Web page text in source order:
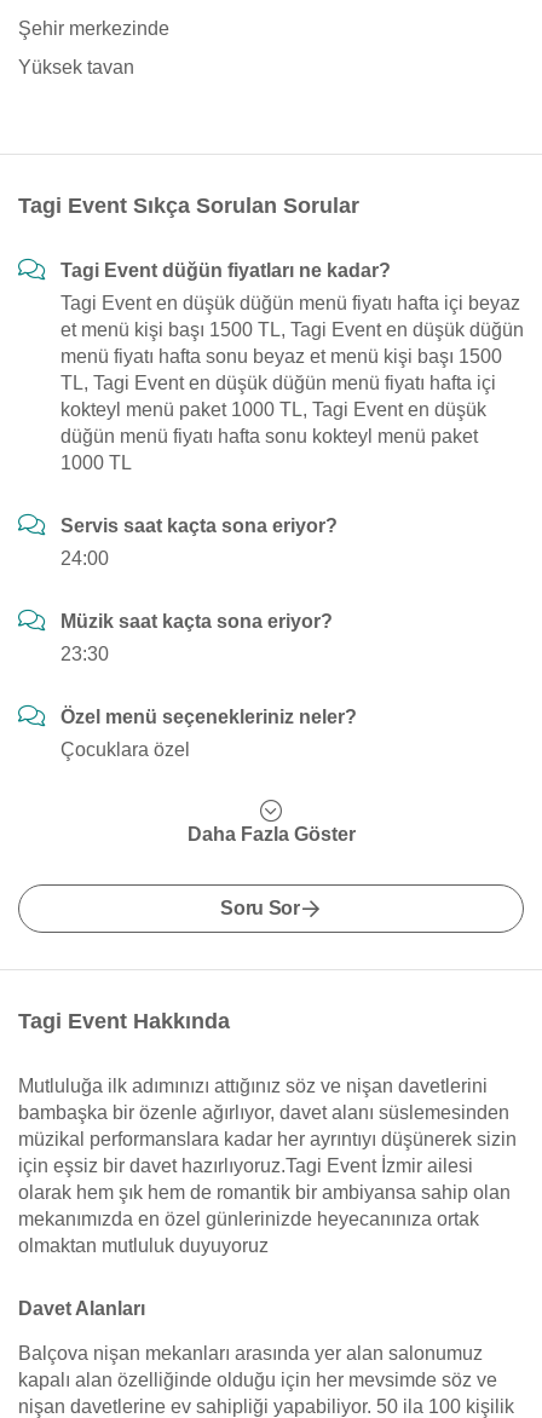
Şehir merkezinde
Yüksek tavan
Tagi Event Sıkça Sorulan Sorular
Tagi Event düğün fiyatları ne kadar?
Tagi Event en düşük düğün menü fiyatı hafta içi beyaz
et menü kişi başı 1500 TL, Tagi Event en düşük düğün
menü fiyatı hafta sonu beyaz et menü kişi başı 1500
TL, Tagi Event en düşük düğün menü fiyatı hafta içi
kokteyl menü paket 1000 TL, Tagi Event en düşük
düğün menü fiyatı hafta sonu kokteyl menü paket
1000 TL
Servis saat kaçta sona eriyor?
24:00
Müzik saat kaçta sona eriyor?
23:30
Özel menü seçenekleriniz neler?
Çocuklara özel
Daha Fazla Göster
Soru Sor
Tagi Event Hakkında
Mutluluğa ilk adımınızı attığınız söz ve nişan davetlerini
bambaşka bir özenle ağırlıyor, davet alanı süslemesinden
müzikal performanslara kadar her ayrıntıyı düşünerek sizin
için eşsiz bir davet hazırlıyoruz.Tagi Event İzmir ailesi
olarak hem şık hem de romantik bir ambiyansa sahip olan
mekanımızda en özel günlerinizde heyecanınıza ortak
olmaktan mutluluk duyuyoruz
Davet Alanları
Balçova nişan mekanları arasında yer alan salonumuz
kapalı alan özelliğinde olduğu için her mevsimde söz ve
nişan davetlerine ev sahipliği yapabiliyor. 50 ila 100 kişilik